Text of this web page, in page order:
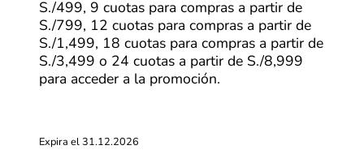
Se abrirá una ventana con mayor información de la
oferta y debes hacer clic en “Ir a la tienda”. En cuestión
de segundos, serás redirigido a la página web de HP.
Estando allí, selecciona tus productos favoritos y
añadelos en tu carrito. No olvides revisar el resumen de
que nunca. ¡Ahorra en grande en cada compra!
S./499, 9 cuotas para compras a partir de
S./799, 12 cuotas para compras a partir de
S./1,499, 18 cuotas para compras a partir de
S./3,499 o 24 cuotas a partir de S./8,999
para acceder a la promoción.
Expira el 31.12.2026